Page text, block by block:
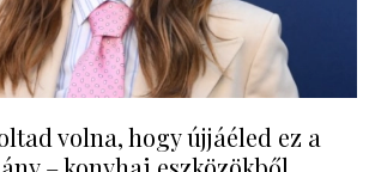
volna, hogy újjáéled ez a